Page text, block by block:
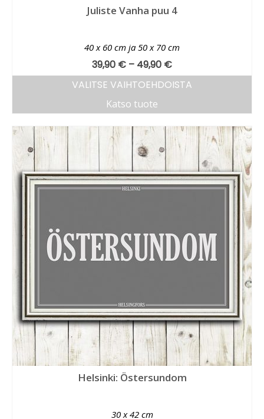
Juliste Vanha puu 4
40 x 60 cm ja 50 x 70 cm
39,90 € – 49,90 €
VALITSE VAIHTOEHDOISTA
Katso tuote
Helsinki: Östersundom
30 x 42 cm